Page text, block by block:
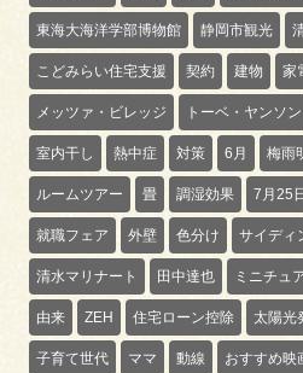
東海大海洋学部博物館 静岡市観光
こどみらい住宅支援 契約 建物 家
メッツァ・ビレッジ トーベ・ヤンソン
室内干し 熱中症 対策 6月 梅雨
ルームツアー 畳 調湿効果 7月25
就職フェア 外壁 色分け サイディ
清水マリナート 田中達也 ミニチュ
由来 ZEH 住宅ローン控除 太陽光
子育て世代 ママ 動線 おすすめ映